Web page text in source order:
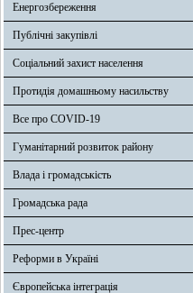
Енергозбереження
Публічні закупівлі
Соціальний захист населення
Протидія домашньому насильству
Все про COVID-19
Гуманітарний розвиток району
Влада і громадськість
Громадська рада
Прес-центр
Реформи в Україні
Європейська інтеграція